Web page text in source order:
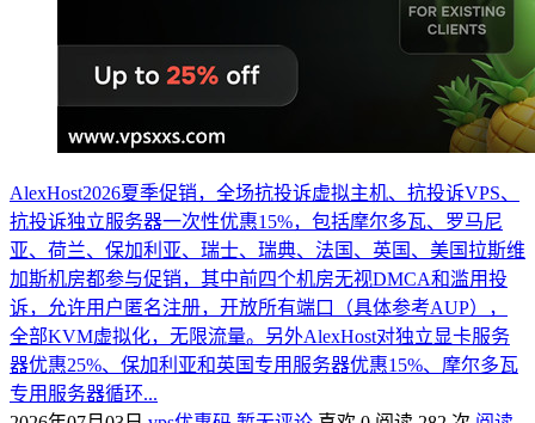
AlexHost2026夏季促销，全场抗投诉虚拟主机、抗投诉VPS、
抗投诉独立服务器一次性优惠15%，包括摩尔多瓦、罗马尼
亚、荷兰、保加利亚、瑞士、瑞典、法国、英国、美国拉斯维
加斯机房都参与促销，其中前四个机房无视DMCA和滥用投
诉，允许用户匿名注册，开放所有端口（具体参考AUP），
全部KVM虚拟化，无限流量。另外AlexHost对独立显卡服务
器优惠25%、保加利亚和英国专用服务器优惠15%、摩尔多瓦
专用服务器循环...